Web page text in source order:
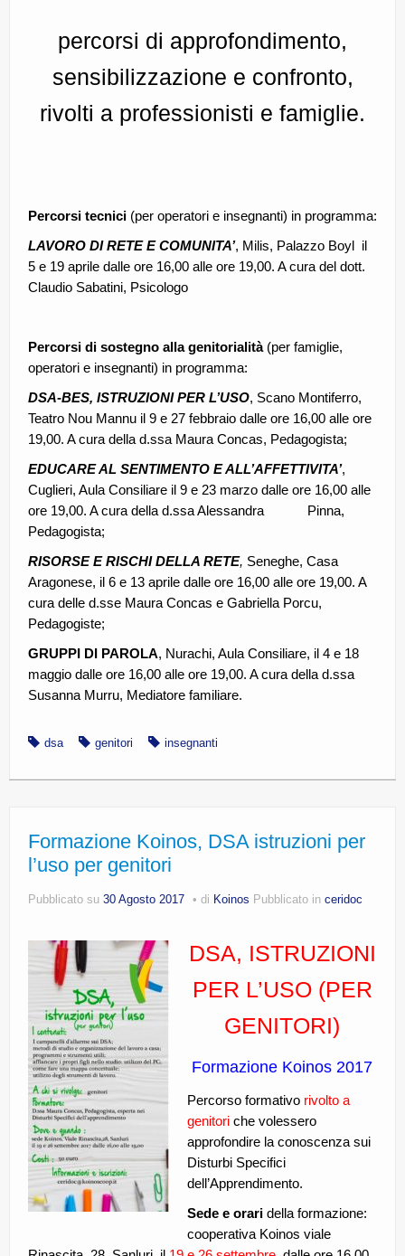
percorsi di approfondimento,
sensibilizzazione e confronto,
rivolti a professionisti e famiglie.
Percorsi tecnici (per operatori e insegnanti) in programma:
LAVORO DI RETE E COMUNITA’, Milis, Palazzo Boyl il
5 e 19 aprile dalle ore 16,00 alle ore 19,00. A cura del dott.
Claudio Sabatini, Psicologo
Percorsi di sostegno alla genitorialità(per famiglie,
operatori e insegnanti) in programma:
DSA-BES, ISTRUZIONI PER L’USO, Scano Montiferro,
Teatro Nou Mannu il 9 e 27 febbraio dalle ore 16,00 alle ore
19,00. A cura della d.ssa Maura Concas, Pedagogista;
EDUCARE AL SENTIMENTO E ALL’AFFETTIVITA’,
Cuglieri, Aula Consiliare il 9 e 23 marzo dalle ore 16,00 alle
ore 19,00. A cura della d.ssa Alessandra Pinna,
Pedagogista;
RISORSE E RISCHI DELLA RETE, Seneghe, Casa
Aragonese, il 6 e 13 aprile dalle ore 16,00 alle ore 19,00. A
cura delle d.sse Maura Concas e Gabriella Porcu,
Pedagogiste;
GRUPPI DI PAROLA, Nurachi, Aula Consiliare, il 4 e 18
maggio dalle ore 16,00 alle ore 19,00. A cura della d.ssa
Susanna Murru, Mediatore familiare.
dsa genitori insegnanti
Formazione Koinos, DSA istruzioni per
l’uso per genitori
Pubblicato su 30 Agosto 2017 di Koinos Pubblicato in ceridoc
DSA, ISTRUZIONI
PER L’USO (PER
GENITORI)
Formazione Koinos 2017
Percorso formativo rivolto a
genitori che volessero
approfondire la conoscenza sui
Disturbi Specifici
dell’Apprendimento.
Sede e orari della formazione:
cooperativa Koinos viale